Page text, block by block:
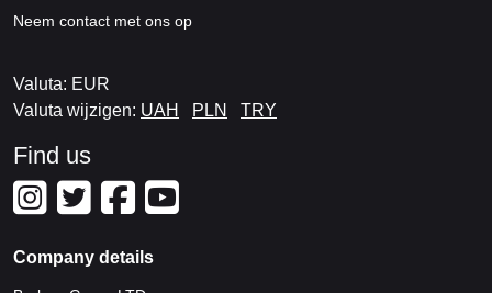
Neem contact met ons op
Valuta: EUR
Valuta wijzigen: UAH PLN TRY
Find us
Company details